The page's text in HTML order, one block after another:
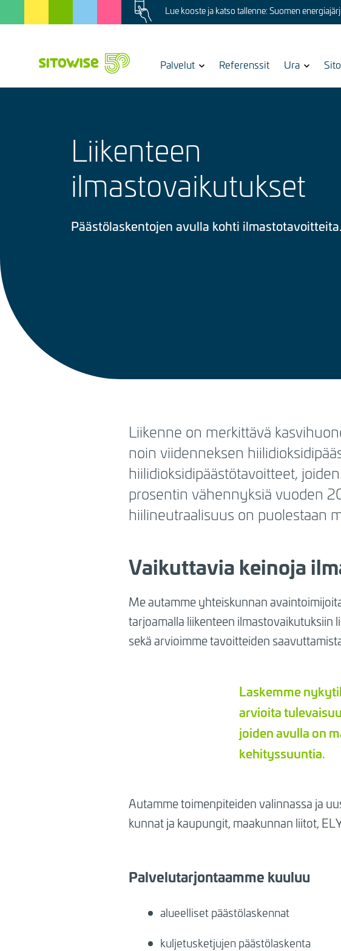
Image Lue kooste ja katso tallenne: Suomen
Show
for
Palvelut Referenssit
Show
for
Ura
for
Liikenteen
ilmastovaikutukset
Päästölaskentojen avulla kohti ilmastotavoitteita.
Liikenne on merkittävä
noin viidenneksen
hiilidioksidipäästötavoitteet,
prosentin vähennyksiä vuoden
hiilineutraalisuus on puolestaan
Vaikuttavia keinoja
Me autamme yhteiskunnan
tarjoamalla liikenteen ilmastovaikutuksiin
sekä arvioimme tavoitteiden
Laskemme
arvioita
joiden avulla on
kehityssuuntia.
Autamme toimenpiteiden valinnassa ja
kunnat ja kaupungit, maakunnan liitot,
Palvelutarjontaamme kuuluu
alueelliset päästölaskennat
kuljetusketjujen päästölaskenta